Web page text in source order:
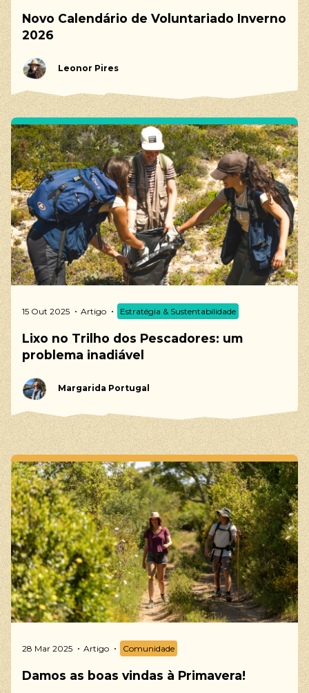
Novo Calendário de Voluntariado Inverno
2026
Leonor Pires
15 Out 2025 Artigo Estratégia & Sustentabilidade
Lixo no Trilho dos Pescadores: um
problema inadiável
Margarida Portugal
28 Mar 2025 Artigo Comunidade
Damos as boas vindas à Primavera!